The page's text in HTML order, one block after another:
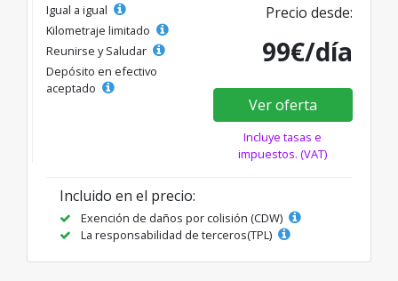
Igual a igual
Kilometraje limitado
Reunirse y Saludar
Depósito en efectivo
aceptado
Precio desde:
99€/día
Ver oferta
Incluye tasas e
impuestos. (VAT)
Incluido en el precio:
Exención de daños por colisión (CDW)
La responsabilidad de terceros(TPL)